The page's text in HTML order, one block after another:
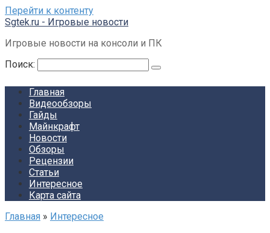
Перейти к контенту
Sgtek.ru - Игровые новости
Игровые новости на консоли и ПК
Поиск:
Главная
Видеообзоры
Гайды
Майнкрафт
Новости
Обзоры
Рецензии
Статьи
Интересное
Карта сайта
Главная » Интересное